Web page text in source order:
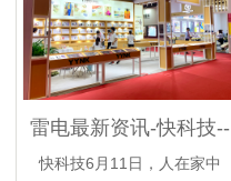
雷电最新资讯-快科技--
科技改动未来
快科技6月11日，人在家中